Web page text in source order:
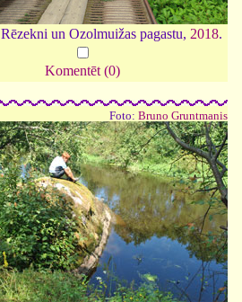
un Ozolmuižas pagastu, 2018.
Komentēt (0)
Foto: Bruno Gruntmanis